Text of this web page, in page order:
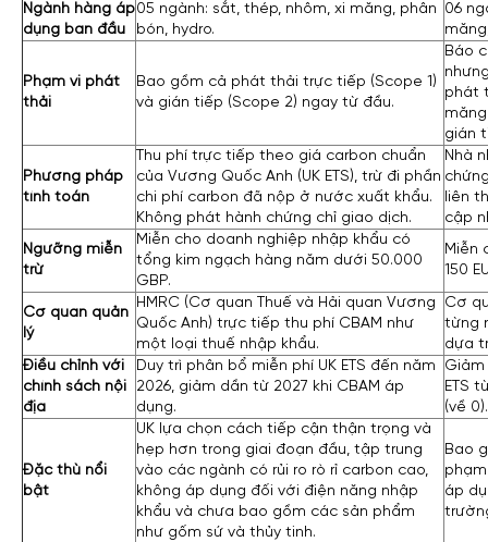
Ngành hàng áp
dụng ban đầu
05 ngành: sắt, thép, nhôm, xi măng, phân
bón, hydro.
06
Phạm vi phát
thải
Bao gồm cả phát thải trực tiếp (Scope 1)
và gián tiếp (Scope 2) ngay từ đầu.
Báo
phát
gián
Phương pháp
tính toán
Thu phí trực tiếp theo giá carbon chuẩn
của Vương Quốc Anh (UK ETS), trừ đi phần
chi phí carbon đã nộp ở nước xuất khẩu.
Không phát hành chứng chỉ giao dịch.
Nhà
liên
cập
Ngưỡng miễn
trừ
Miễn cho doanh nghiệp nhập khẩu có
tổng kim ngạch hàng năm dưới 50.000
GBP.
Miễn
150
Cơ quan quản
lý
HMRC (Cơ quan Thuế và Hải quan Vương
Quốc Anh) trực tiếp thu phí CBAM như
một loại thuế nhập khẩu.
Cơ
từng
dựa
Điều chỉnh với
chính sách nội
địa
Duy trì phân bổ miễn phí UK ETS đến năm
2026, giảm dần từ 2027 khi CBAM áp
dụng.
Giảm
ETS
(về 0).
Đặc thù nổi
bật
UK lựa chọn cách tiếp cận thận trọng và
hẹp hơn trong giai đoạn đầu, tập trung
vào các ngành có rủi ro rò rỉ carbon cao,
không áp dụng đối với điện năng nhập
khẩu và chưa bao gồm các sản phẩm
như gốm sứ và thủy tinh.
Bao
áp